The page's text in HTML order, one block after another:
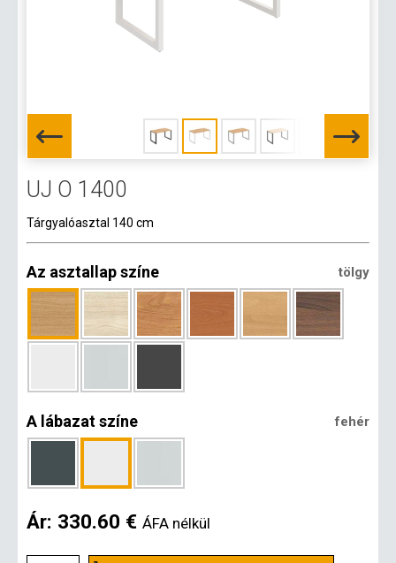
UJ O 1400
Tárgyalóasztal 140 cm
Az asztallap színe tölgy
A lábazat színe fehér
Ár: 330.60 € ÁFA nélkül